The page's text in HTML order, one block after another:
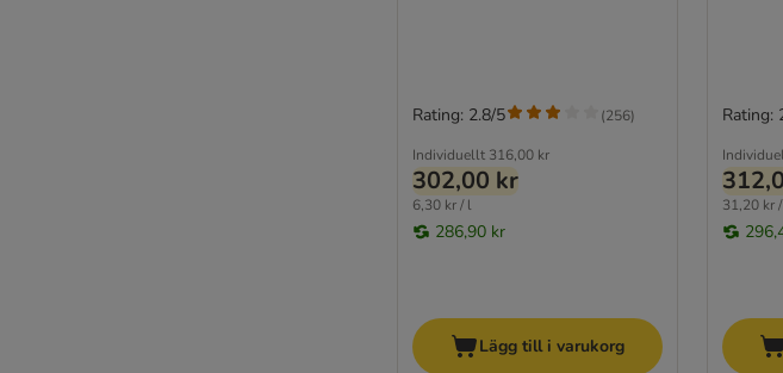
Individuellt 316,00 kr
302,00 kr
6,30 kr / l
286,90 kr
Rating: 2.8/5 (256)
Lägg till i varukorg
31,20 kr
Rating: